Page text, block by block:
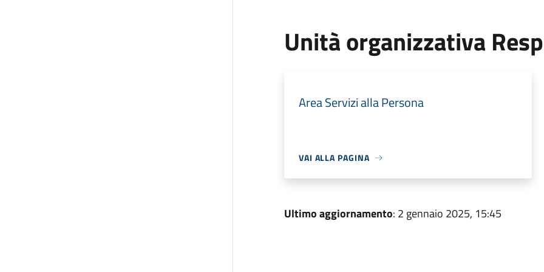
Unità organizzativa
Area Servizi alla Persona
VAI ALLA PAGINA
Ultimo aggiornamento: 2 gennaio 2025, 15:45